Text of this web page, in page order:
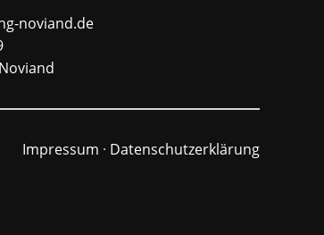
noviand.de
Impressum · Datenschutzerklärung